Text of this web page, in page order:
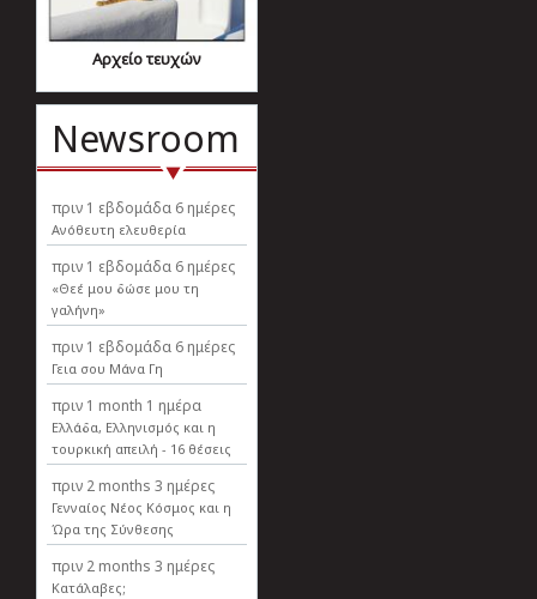
Αρχείο τευχών
Newsroom
πριν 1 εβδομάδα 6 ημέρες
Ανόθευτη ελευθερία
πριν 1 εβδομάδα 6 ημέρες
«Θεέ μου δώσε μου τη
γαλήνη»
πριν 1 εβδομάδα 6 ημέρες
Γεια σου Μάνα Γη
πριν 1 month 1 ημέρα
Ελλάδα, Ελληνισµός και η
τουρκική απειλή - 16 θέσεις
πριν 2 months 3 ημέρες
Γενναίος Νέος Κόσμος και η
Ώρα της Σύνθεσης
πριν 2 months 3 ημέρες
Κατάλαβες;